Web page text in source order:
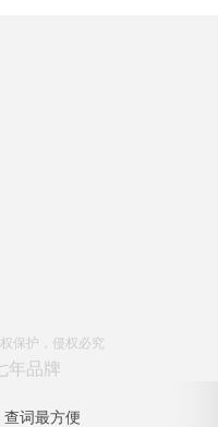
保护，侵权必究
年品牌
词最方便